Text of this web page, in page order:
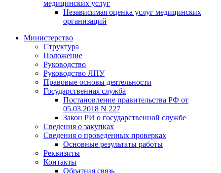
медицинских услуг
Независимая оценка услуг медицинскиx
организаций
Министерство
Структура
Положение
Руководство
Руководство ЛПУ
Правовые основы деятельности
Государственная служба
Постановление правительства РФ от
05.03.2018 N 227
Закон РИ о государственной службе
Сведения о закупках
Сведения о проведенных проверках
Основные результаты работы
Реквизиты
Контакты
Обратная связь